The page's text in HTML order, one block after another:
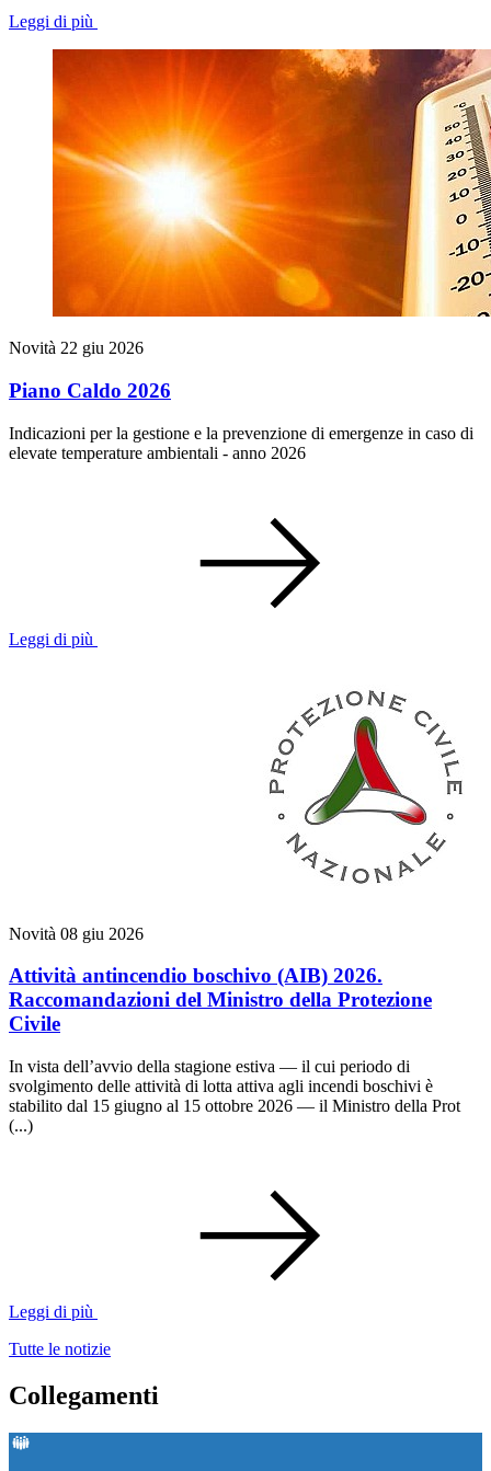
Leggi di più
Novità 22 giu 2026
Piano Caldo 2026
Indicazioni per la gestione e la prevenzione di emergenze in caso di
elevate temperature ambientali - anno 2026
Leggi di più
Novità 08 giu 2026
Attività antincendio boschivo (AIB) 2026.
Raccomandazioni del Ministro della Protezione
Civile
In vista dell’avvio della stagione estiva — il cui periodo di
svolgimento delle attività di lotta attiva agli incendi boschivi è
stabilito dal 15 giugno al 15 ottobre 2026 — il Ministro della Prot
(...)
Leggi di più
Tutte le notizie
Collegamenti